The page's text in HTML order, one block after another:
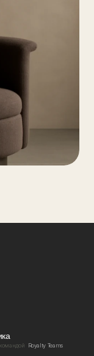
Royalty Teams